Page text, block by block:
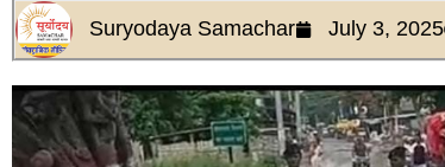
Suryodaya Samachar July 3, 2025